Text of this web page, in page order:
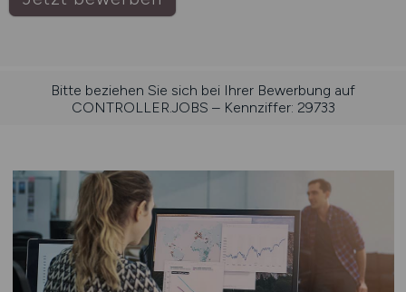
Bitte beziehen Sie sich bei Ihrer Bewerbung auf
CONTROLLER.JOBS – Kennziffer: 29733